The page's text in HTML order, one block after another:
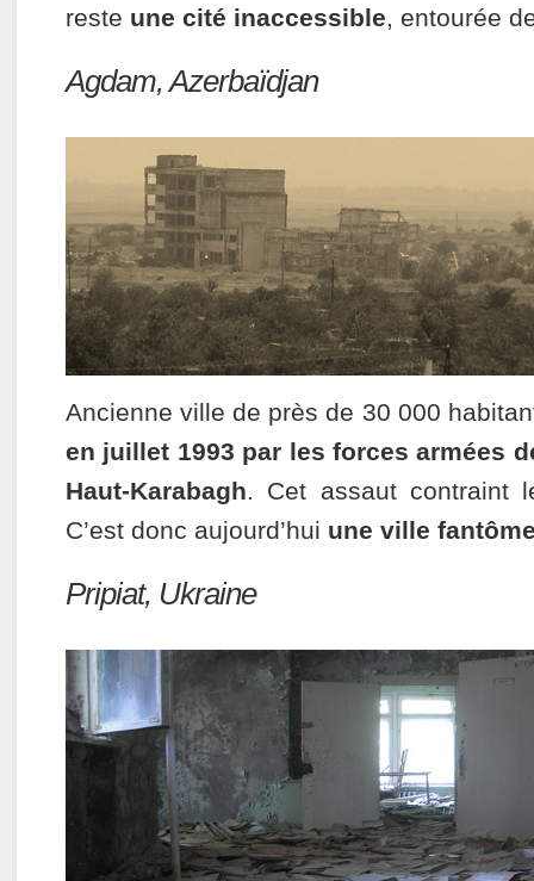
reste une cité inaccessible, entourée
Agdam, Azerbaïdjan
Ancienne ville de près de 30 000
en juillet 1993 par les forces armées
Haut-Karabagh. Cet assaut contraint
C’est donc aujourd’hui une ville
Pripiat, Ukraine